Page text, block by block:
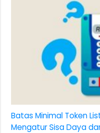
Batas Minimal Token
Mengatur Sisa Daya